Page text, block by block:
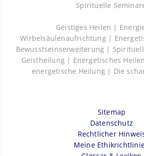
Spirituelle
Geistiges Heilen |
Wirbelsäulenaufrichtung |
Bewusstseinserweiterung |
Geistheilung | Energetisches
energetische Heilung | Die
Sitemap
Datenschutz
Rechtlicher
Meine